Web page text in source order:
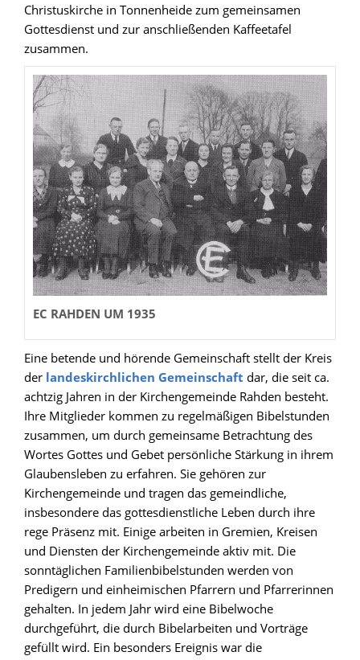
Christuskirche in Tonnenheide zum gemeinsamen
Gottesdienst und zur anschließenden Kaffeetafel
zusammen.
EC RAHDEN UM 1935
Eine betende und hörende Gemeinschaft stellt der Kreis
der landeskirchlichen Gemeinschaft dar, die seit ca.
achtzig Jahren in der Kirchengemeinde Rahden besteht.
Ihre Mitglieder kommen zu regelmäßigen Bibelstunden
zusammen, um durch gemeinsame Betrachtung des
Wortes Gottes und Gebet persönliche Stärkung in ihrem
Glaubensleben zu erfahren. Sie gehören zur
Kirchengemeinde und tragen das gemeindliche,
insbesondere das gottesdienstliche Leben durch ihre
rege Präsenz mit. Einige arbeiten in Gremien, Kreisen
und Diensten der Kirchengemeinde aktiv mit. Die
sonntäglichen Familienbibelstunden werden von
Predigern und einheimischen Pfarrern und Pfarrerinnen
gehalten. In jedem Jahr wird eine Bibelwoche
durchgeführt, die durch Bibelarbeiten und Vorträge
gefüllt wird. Ein besonders Ereignis war die